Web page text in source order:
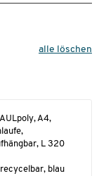
alle löschen
A4,
L 320
blau